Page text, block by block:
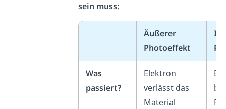
sein muss:
Äußerer
Photoeffekt
Was
passiert?
Elektron
verlässt das
Material